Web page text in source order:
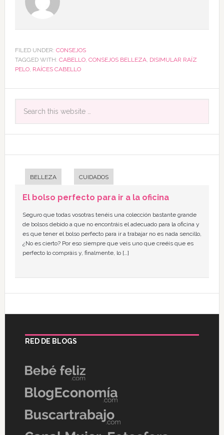
FILED UNDER: CONSEJOS
TAGGED WITH: CABELLO, CONSEJOS BELLEZA, DISIMULAR RAÍZ
PELO, RAÍCES CABELLO
BELLEZA CUIDADOS
El bolso perfecto para ir a la oficina
Seguro que todas vosotras tenéis una colección bastante grande
de bolsos debido a que no encontráis el adecuado para la oficina y
es que tener el bolso perfecto para ir a trabajar no es nada sencillo,
¿No es cierto? Por eso siempre que veis uno que creéis que es
perfecto lo compráis y, finalmente, lo […]
RED DE BLOGS